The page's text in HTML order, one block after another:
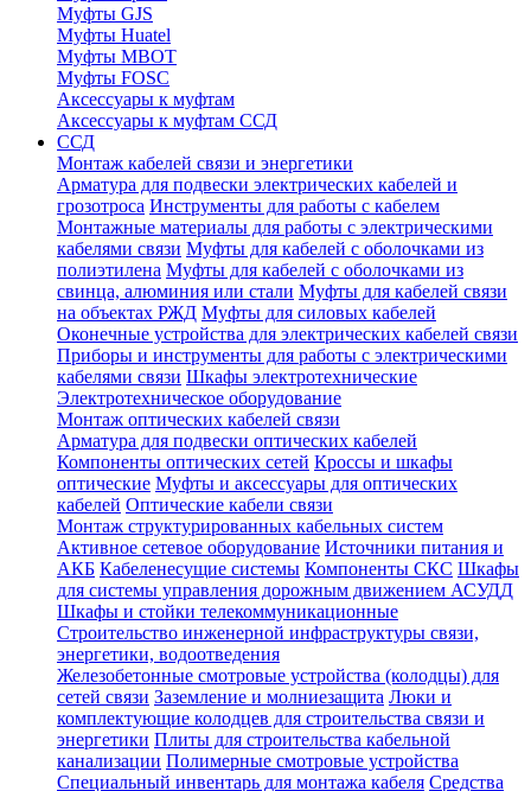
Муфты GJS
Муфты Huatel
Муфты МВОТ
Муфты FOSC
Аксессуары к муфтам
Аксессуары к муфтам ССД
ССД
Монтаж кабелей связи и энергетики
Арматура для подвески электрических кабелей и
грозотроса Инструменты для работы с кабелем
Монтажные материалы для работы с электрическими
кабелями связи Муфты для кабелей с оболочками из
полиэтилена Муфты для кабелей с оболочками из
свинца, алюминия или стали Муфты для кабелей связи
на объектах РЖД Муфты для силовых кабелей
Оконечные устройства для электрических кабелей связи
Приборы и инструменты для работы с электрическими
кабелями связи Шкафы электротехнические
Электротехническое оборудование
Монтаж оптических кабелей связи
Арматура для подвески оптических кабелей
Компоненты оптических сетей Кроссы и шкафы
оптические Муфты и аксессуары для оптических
кабелей Оптические кабели связи
Монтаж структурированных кабельных систем
Активное сетевое оборудование Источники питания и
АКБ Кабеленесущие системы Компоненты СКС Шкафы
для системы управления дорожным движением АСУДД
Шкафы и стойки телекоммуникационные
Строительство инженерной инфраструктуры связи,
энергетики, водоотведения
Железобетонные смотровые устройства (колодцы) для
сетей связи Заземление и молниезащита Люки и
комплектующие колодцев для строительства связи и
энергетики Плиты для строительства кабельной
канализации Полимерные смотровые устройства
Специальный инвентарь для монтажа кабеля Средства